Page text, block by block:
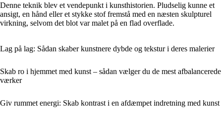
Denne teknik blev et vendepunkt i kunsthistorien. Pludselig kunne et
ansigt, en hånd eller et stykke stof fremstå med en næsten skulpturel
virkning, selvom det blot var malet på en flad overflade.
Lag på lag: Sådan skaber kunstnere dybde og tekstur i deres malerier
Skab ro i hjemmet med kunst – sådan vælger du de mest afbalancerede
værker
Giv rummet energi: Skab kontrast i en afdæmpet indretning med kunst